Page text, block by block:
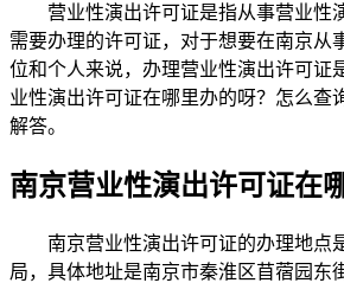
营业性演出许可证是指从事营业性
需要办理的许可证，对于想要在南京从
位和个人来说，办理营业性演出许可证
业性演出许可证在哪里办的呀？怎么查
解答。
南京营业性演出许可证在
南京营业性演出许可证的办理地点
局，具体地址是南京市秦淮区苜蓿园东